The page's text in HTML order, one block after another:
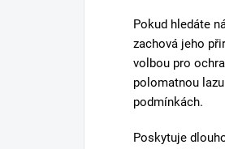
Pokud hledáte
zachová jeho
volbou pro
polomatnou
podmínkách.
Poskytuje